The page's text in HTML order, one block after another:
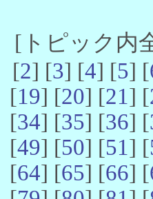
[トピック内
[2] [3] [4] [5] [
[19] [20] [21] [
[34] [35] [36] [
[49] [50] [51] [
[64] [65] [66] [